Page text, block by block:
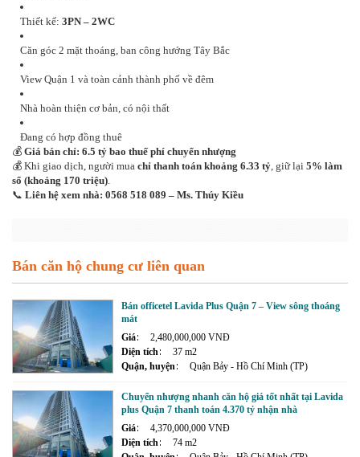
Thiết kế:3PN – 2WC
Căn góc 2 mặt thoáng, ban công hướng Tây Bắc
View Quận 1 và toàn cảnh thành phố về đêm
Nhà hoàn thiện cơ bản, có nội thất
Đang có hợp đồng thuê
💰Giá bán chỉ: 6.5 tỷ bao thuế phí chuyển nhượng
💰 Khi giao dịch, người muachỉ thanh toán khoảng 6.33 tỷ, giữ lại5% làm
sổ (khoảng 170 triệu).
📞Liên hệ xem nhà: 0568 518 089 – Ms. Thúy Kiều
Bán căn hộ chung cư liên quan
Bán officetel Lavida Plus Quận 7 – View sông thoáng
mát
Giá
2,480,000,000 VNĐ
Diện tích
37 m2
Quận, huyện
Quận Bảy - Hồ Chí Minh (TP)
Chuyển nhượng nhanh căn hộ giá tốt nhất tại Lavida
plus Quận 7 thanh toán 4.370 tỷ nhận nhà
Giá
4,370,000,000 VNĐ
Diện tích
74 m2